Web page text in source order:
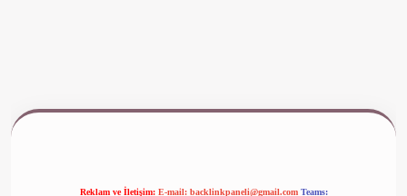
Reklam ve İletişim: E-mail: backlinkpaneli@gmail.com Teams: